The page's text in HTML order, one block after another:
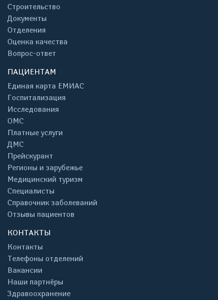
Строительство
Документы
Отделения
Оценка качества
Вопрос-ответ
ПАЦИЕНТАМ
Единая карта ЕМИАС
Госпитализация
Исследования
ОМС
Платные услуги
ДМС
Прейскурант
Регионы и зарубежье
Медицинский туризм
Специалисты
Справочник заболеваний
Отзывы пациентов
КОНТАКТЫ
Контакты
Телефоны отделений
Вакансии
Наши партнёры
Здравоохранение